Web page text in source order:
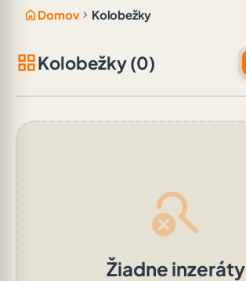
home Domov chevron_right Kolobežky
grid_viewKolobežky (0)
search_off
Žiadne inzeráty